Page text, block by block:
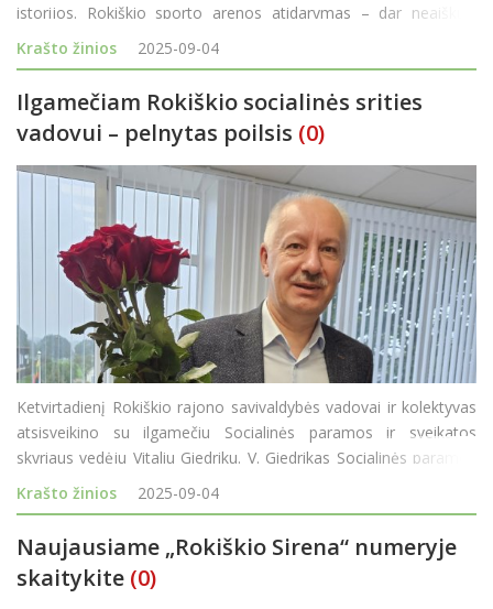
istorijos. Rokiškio sporto arenos atidarymas – dar neaiškus.
Nors Rokiškio rajono kūno kultūros ir sporto centras paskelbė
datą, sav
Krašto žinios 2025-09-04
Ilgamečiam Rokiškio socialinės srities
vadovui – pelnytas poilsis (0)
Ketvirtadienį Rokiškio rajono savivaldybės vadovai ir kolektyvas
atsisveikino su ilgamečiu Socialinės paramos ir sveikatos
skyriaus vedėju Vitaliu Giedriku. V. Giedrikas Socialinės paramos
ir sveikatos skyriui vadovavo 28-erius metus ir, sulaukęs
pensinio amžiaus, tarnybą paliko. Rajon
Krašto žinios 2025-09-04
Naujausiame „Rokiškio Sirena“ numeryje
skaitykite (0)